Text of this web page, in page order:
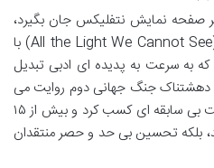
صفحه نمایش نتفلیکس جان بگیرد،
در سال ۲۰۱۴ رمانی به همین نام (All the Light We Cannot See) با
که به سرعت به پدیده ای ادبی تبدیل
جنگ جهانی دوم روایت می
شد، نه تنها از لحاظ تجاری موفقیت بی سابقه ای کسب کرد و بیش از ۱۵
بلکه تحسین بی حد و حصر منتقدان